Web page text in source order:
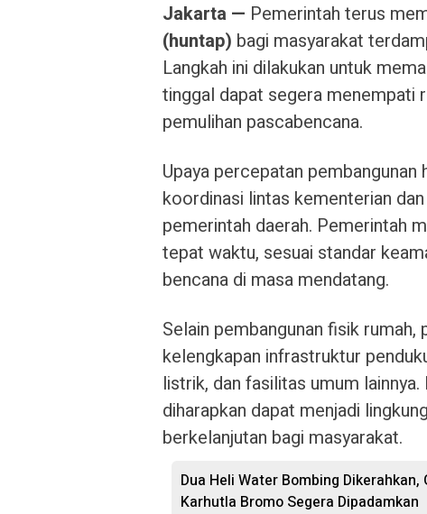
Jakarta — Pemerintah terus
(huntap) bagi masyarakat
Langkah ini dilakukan untuk
tinggal dapat segera menempati
pemulihan pascabencana.
Upaya percepatan
koordinasi lintas kementerian
pemerintah daerah. Pemerintah
tepat waktu, sesuai standar
bencana di masa mendatang.
Selain pembangunan fisik
kelengkapan infrastruktur
listrik, dan fasilitas umum
diharapkan dapat menjadi
berkelanjutan bagi masyarakat.
Dua Heli Water Bombing
Karhutla Bromo Segera Dipadamkan